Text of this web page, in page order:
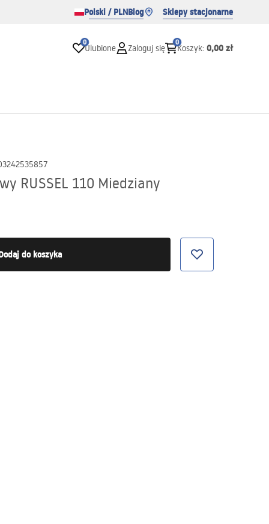
Polski / PLNBlog Sklepy stacjonarne
0
Ulubione Zaloguj się
0
Koszyk: 0,00 zł
RUSSEL 110 Miedziany
do koszyka